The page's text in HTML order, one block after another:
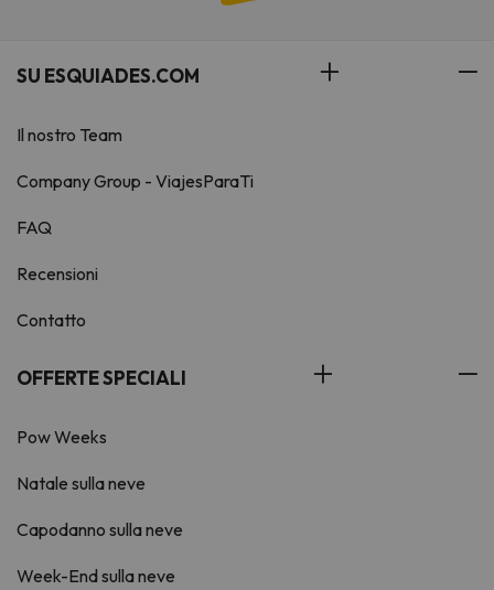
SU ESQUIADES.COM
Il nostro Team
Company Group - ViajesParaTi
FAQ
Recensioni
Contatto
OFFERTE SPECIALI
Pow Weeks
Natale sulla neve
Capodanno sulla neve
Week-End sulla neve